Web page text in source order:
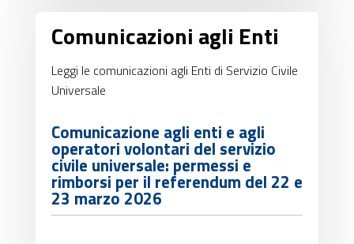
Comunicazioni agli Enti
Leggi le comunicazioni agli Enti di Servizio Civile
Universale
Comunicazione agli enti e agli
operatori volontari del servizio
civile universale: permessi e
rimborsi per il referendum del 22 e
23 marzo 2026